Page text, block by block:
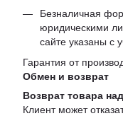
Безналичная
юридическими
сайте указаны с
Гарантия от
Обмен и возврат
Возврат товара
Клиент может